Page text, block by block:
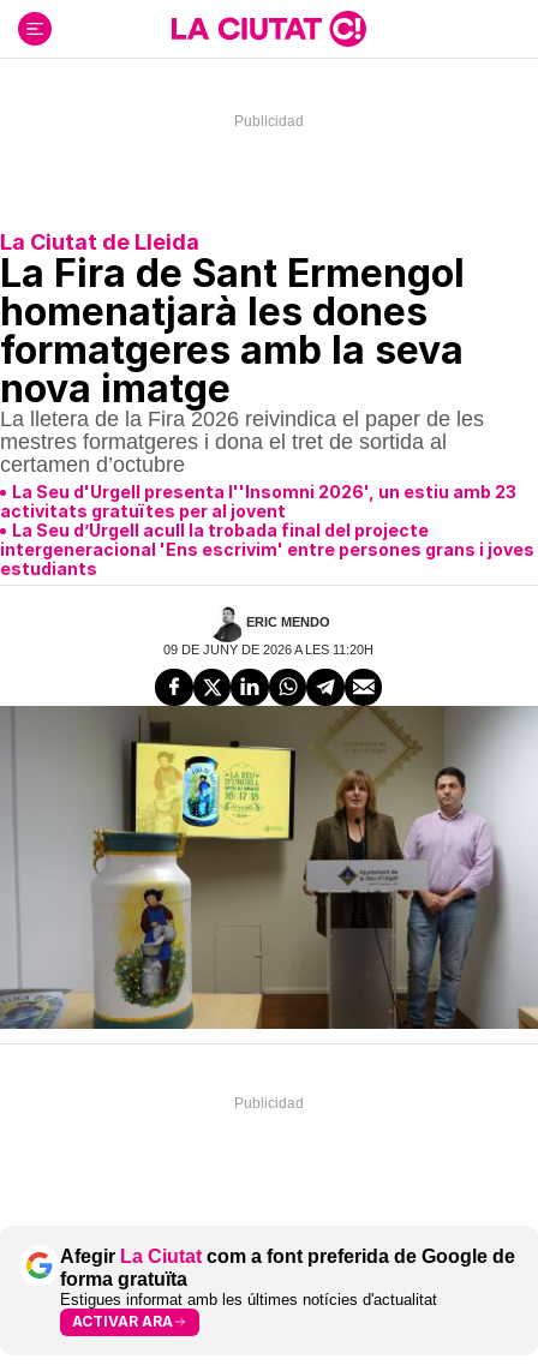
contenido
La Ciutat de Lleida
La Fira de Sant Ermengol
homenatjarà les dones
formatgeres amb la seva
nova imatge
La lletera de la Fira 2026 reivindica el paper de les
mestres formatgeres i dona el tret de sortida al
certamen d’octubre
La Seu d'Urgell presenta l''Insomni 2026', un estiu amb 23
activitats gratuïtes per al jovent
La Seu d’Urgell acull la trobada final del projecte
intergeneracional 'Ens escrivim' entre persones grans i joves
estudiants
ERIC MENDO
09 DE JUNY DE 2026 A LES 11:20H
Afegir La Ciutat com a font preferida de Google de
forma gratuïta
Estigues informat amb les últimes notícies d'actualitat
ACTIVAR ARA